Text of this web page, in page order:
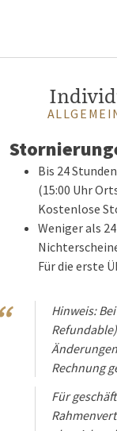
Bis 24
(15:00 Uhr
Kostenlose
Weniger als
Für die erste
Hinweis:
Rechnung
Für